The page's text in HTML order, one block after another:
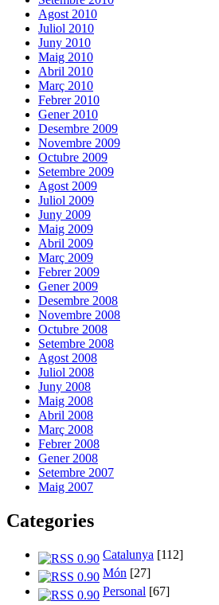
Agost 2010
Juliol 2010
Juny 2010
Maig 2010
Abril 2010
Març 2010
Febrer 2010
Gener 2010
Desembre 2009
Novembre 2009
Octubre 2009
Setembre 2009
Agost 2009
Juliol 2009
Juny 2009
Maig 2009
Abril 2009
Març 2009
Febrer 2009
Gener 2009
Desembre 2008
Novembre 2008
Octubre 2008
Setembre 2008
Agost 2008
Juliol 2008
Juny 2008
Maig 2008
Abril 2008
Març 2008
Febrer 2008
Gener 2008
Setembre 2007
Maig 2007
Categories
Catalunya [112]
Món [27]
Personal [67]